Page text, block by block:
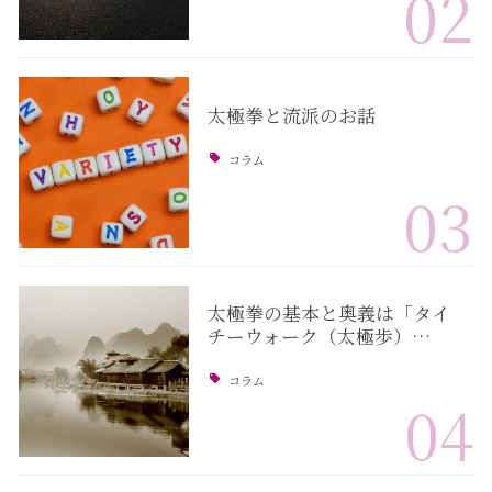
太極拳と流派のお話
コラム
03
太極拳の基本と奥義は「タイ
チーウォーク（太極歩）…
コラム
04